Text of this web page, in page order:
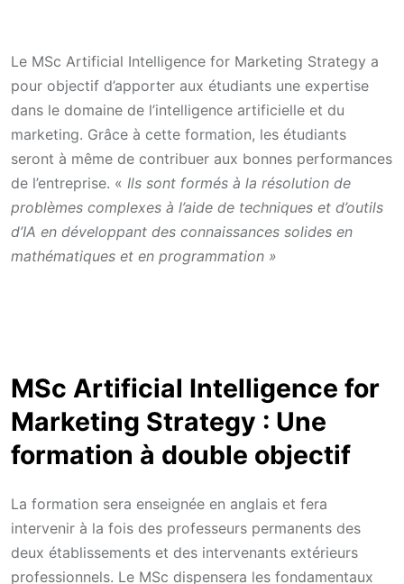
Le MSc Artificial Intelligence for Marketing Strategy a
pour objectif d’apporter aux étudiants une expertise
dans le domaine de l’intelligence artificielle et du
marketing. Grâce à cette formation, les étudiants
seront à même de contribuer aux bonnes performances
de l’entreprise. « Ils sont formés à la résolution de
problèmes complexes à l’aide de techniques et d’outils
d’IA en développant des connaissances solides en
mathématiques et en programmation »
MSc Artificial Intelligence for
Marketing Strategy : Une
formation à double objectif
La formation sera enseignée en anglais et fera
intervenir à la fois des professeurs permanents des
deux établissements et des intervenants extérieurs
professionnels. Le MSc dispensera les fondamentaux